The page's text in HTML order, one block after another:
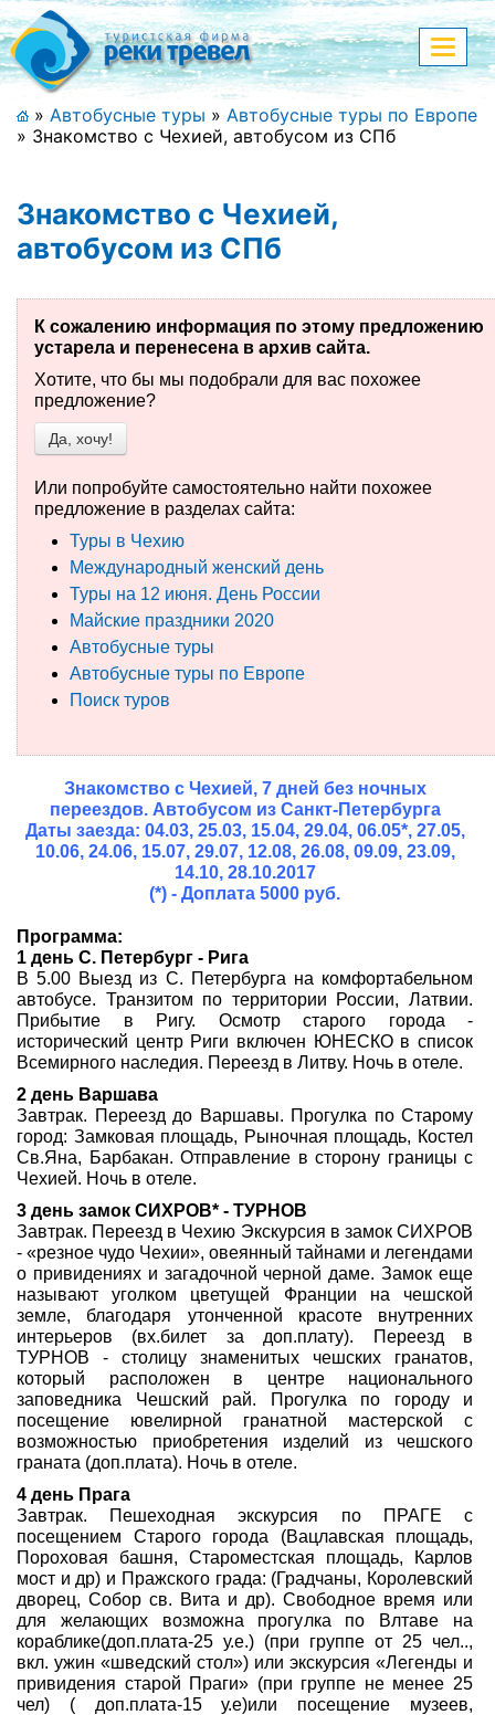
Меню
+7 (911) 182-44-68
Адрес офиса, контакты
Полная версия сайта
Главная
Спецпредложения
Праздничные туры
Страны и направления
Поиск тура
Туры по России
Автобусные туры
Круизы
Туры на пароме
Туристическая страховка
Услуги
меню
» Автобусные туры » Автобусные туры по Европе
» Знакомство с Чехией, автобусом из СПб
Знакомство с Чехией,
автобусом из СПб
К сожалению информация по этому предложению
устарела и перенесена в архив сайта.
Хотите, что бы мы подобрали для вас похожее
предложение?
Да, хочу!
Или попробуйте самостоятельно найти похожее
предложение в разделах сайта:
Туры в Чехию
Международный женский день
Туры на 12 июня. День России
Майские праздники 2020
Автобусные туры
Автобусные туры по Европе
Поиск туров
Знакомство с Чехией, 7 дней без ночных
переездов. Автобусом из Санкт-Петербурга
Даты заезда: 04.03, 25.03, 15.04, 29.04, 06.05*, 27.05,
10.06, 24.06, 15.07, 29.07, 12.08, 26.08, 09.09, 23.09,
14.10, 28.10.2017
(*) - Доплата 5000 руб.
Программа:
1 день С. Петербург - Рига
В 5.00 Выезд из С. Петербурга на комфортабельном
автобусе. Транзитом по территории России, Латвии.
Прибытие в Ригу. Осмотр старого города -
исторический центр Риги включен ЮНЕСКО в список
Всемирного наследия. Переезд в Литву. Ночь в отеле.
2 день Варшава
Завтрак. Переезд до Варшавы. Прогулка по Старому
город: Замковая площадь, Рыночная площадь, Костел
Св.Яна, Барбакан. Отправление в сторону границы с
Чехией. Ночь в отеле.
3 день замок СИХРОВ* - ТУРНОВ
Завтрак. Переезд в Чехию Экскурсия в замок СИХРОВ
- «резное чудо Чехии», овеянный тайнами и легендами
о привидениях и загадочной черной даме. Замок еще
называют уголком цветущей Франции на чешской
земле, благодаря утонченной красоте внутренних
интерьеров (вх.билет за доп.плату). Переезд в
ТУРНОВ - столицу знаменитых чешских гранатов,
который расположен в центре национального
заповедника Чешский рай. Прогулка по городу и
посещение ювелирной гранатной мастерской с
возможностью приобретения изделий из чешского
граната (доп.плата). Ночь в отеле.
4 день Прага
Завтрак. Пешеходная экскурсия по ПРАГЕ с
посещением Старого города (Вацлавская площадь,
Пороховая башня, Староместская площадь, Карлов
мост и др) и Пражского града: (Градчаны, Королевский
дворец, Собор св. Вита и др). Свободное время или
для желающих возможна прогулка по Влтаве на
кораблике(доп.плата-25 у.е.) (при группе от 25 чел..,
вкл. ужин «шведский стол») или экскурсия «Легенды и
привидения старой Праги» (при группе не менее 25
чел) ( доп.плата-15 у.е)или посещение музеев,